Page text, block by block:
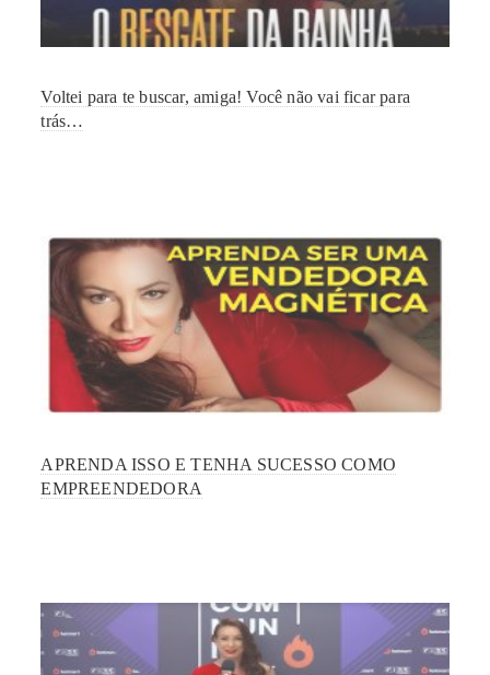
Voltei para te buscar, amiga! Você não vai ficar para
trás…
APRENDA ISSO E TENHA SUCESSO COMO
EMPREENDEDORA